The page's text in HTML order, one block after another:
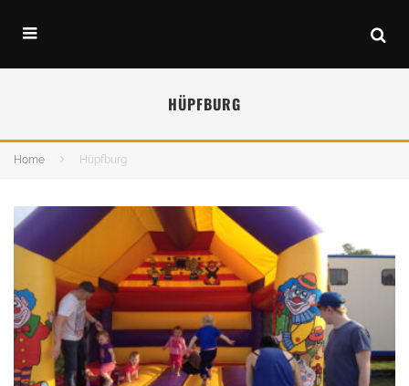
HÜPFBURG
Home Hüpfburg